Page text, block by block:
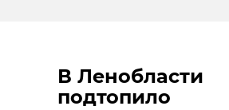
В Ленобласти
подтопило